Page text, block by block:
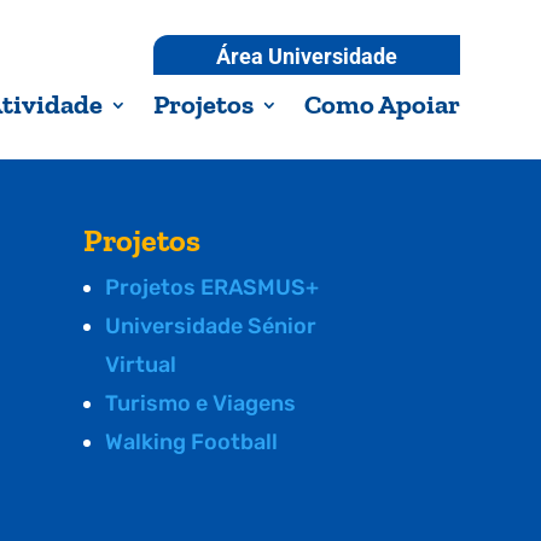
Área Universidade
Projetos Como Apoiar
Projetos
Projetos ERASMUS+
Universidade Sénior
Virtual
Turismo e Viagens
Walking Football